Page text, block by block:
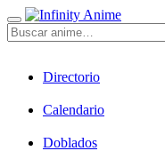
Directorio
Calendario
Doblados